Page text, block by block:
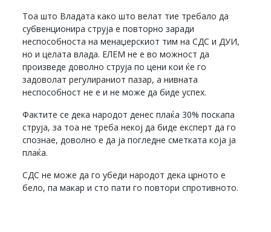
Тоа што Владата како што велат тие требало да
субвенционира струја е повторно заради
неспособноста на менаџерскиот тим на СДС и ДУИ,
но и целата влада. ЕЛЕМ не е во можност да
произведе доволно струја по цени кои ќе го
задоволат регулираниот пазар, а нивната
неспособност не е и не може да биде успех.
Фактите се дека народот денес плаќа 30% поскапа
струја, за тоа не треба некој да биде експерт да го
спознае, доволно е да ја погледне сметката која ја
плаќа.
СДС не може да го убеди народот дека црното е
бело, па макар и сто пати го повтори спротивното.